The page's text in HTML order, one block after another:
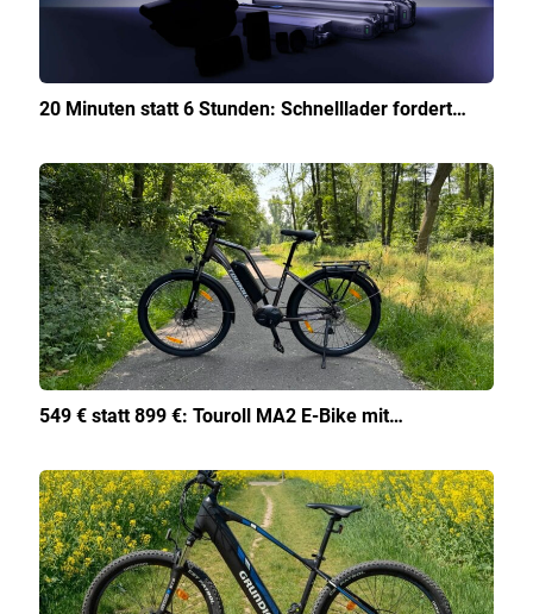
20 Minuten statt 6 Stunden: Schnelllader fordert…
549 € statt 899 €: Touroll MA2 E-Bike mit…